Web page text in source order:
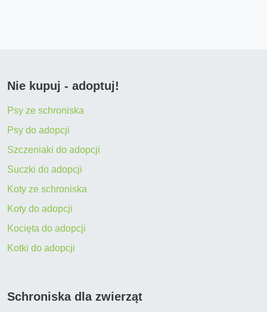
Nie kupuj - adoptuj!
Psy ze schroniska
Psy do adopcji
Szczeniaki do adopcji
Suczki do adopcji
Koty ze schroniska
Koty do adopcji
Kocięta do adopcji
Kotki do adopcji
Schroniska dla zwierząt